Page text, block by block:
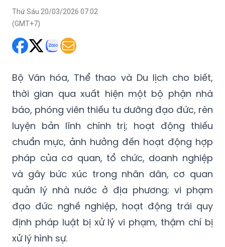
Thứ Sáu 20/03/2026 07:02
(GMT+7)
Bộ Văn hóa, Thể thao và Du lịch cho biết,
thời gian qua xuất hiện một bộ phận nhà
báo, phóng viên thiếu tu dưỡng đạo đức, rèn
luyện bản lĩnh chính trị; hoạt động thiếu
chuẩn mực, ảnh hưởng đến hoạt động hợp
pháp của cơ quan, tổ chức, doanh nghiệp
và gây bức xúc trong nhân dân, cơ quan
quản lý nhà nước ở địa phương; vi phạm
đạo đức nghề nghiệp, hoạt động trái quy
định pháp luật bị xử lý vi phạm, thậm chí bị
xử lý hình sự.